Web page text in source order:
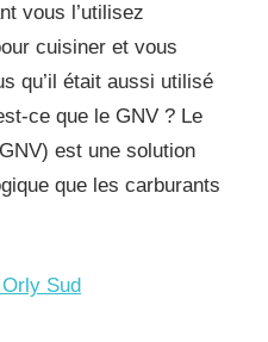
vous l’utilisez
cuisiner et vous
qu’il était aussi utilisé
ce que le GNV ? Le
est une solution
que les carburants
Sud